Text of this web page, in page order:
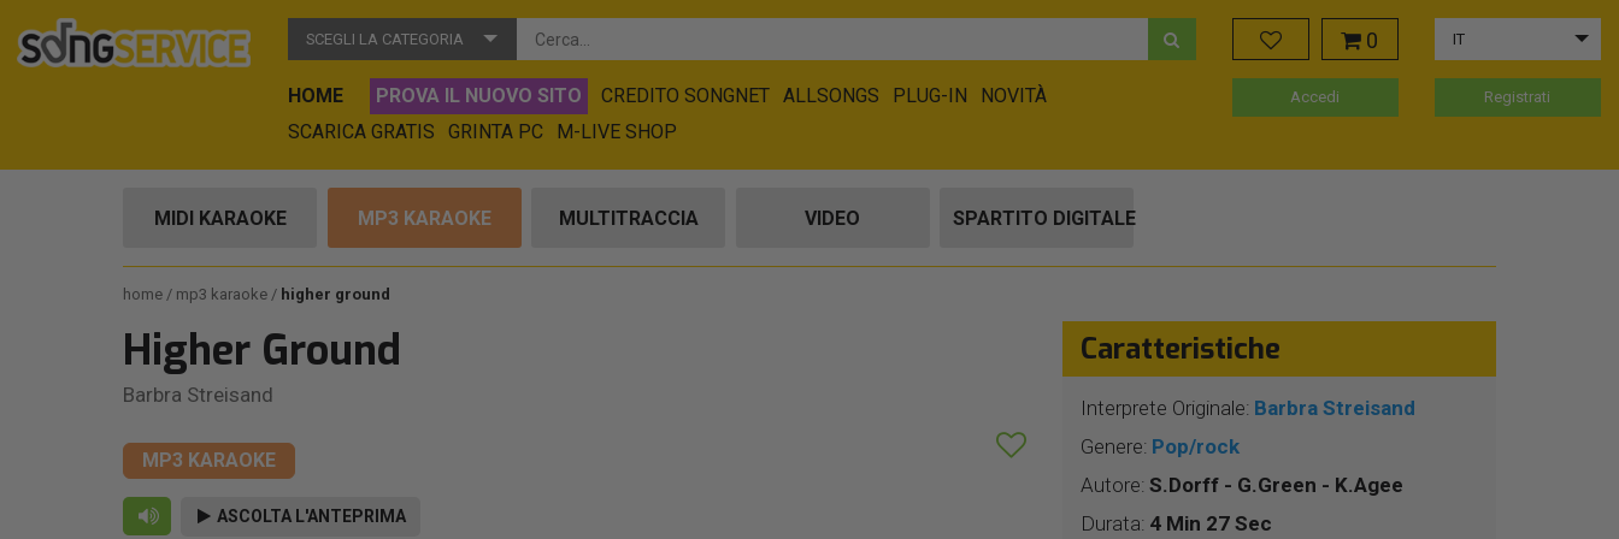
SCEGLI LA CATEGORIA
HOME PROVA IL NUOVO SITO CREDITO SONGNET ALLSONGS PLUG-IN
NOVITÀ
SCARICA GRATIS
GRINTA PC M-LIVE SHOP
0 IT
Accedi Registrati
MIDI KARAOKE MP3 KARAOKE MULTITRACCIA VIDEO SPARTITO DIGITALE
home mp3 karaoke higher ground
Higher Ground
Barbra Streisand
MP3 KARAOKE
ASCOLTA L'ANTEPRIMA
Caratteristiche
Interprete Originale: Barbra Streisand
Genere: Pop/rock
Autore: S.Dorff - G.Green - K.Agee
Durata: 4 Min 27 Sec